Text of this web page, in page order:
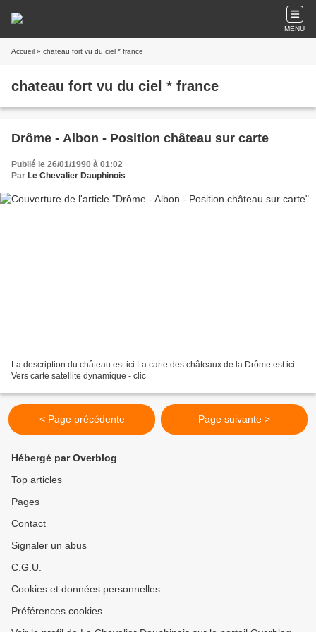
MENU
Accueil » chateau fort vu du ciel * france
chateau fort vu du ciel * france
Drôme - Albon - Position château sur carte
Publié le 26/01/1990 à 01:02
Par Le Chevalier Dauphinois
La description du château est ici La carte des châteaux de la Drôme est ici
Vers carte satellite dynamique - clic
< Page précédente Page suivante >
Hébergé par Overblog
Top articles
Pages
Contact
Signaler un abus
C.G.U.
Cookies et données personnelles
Préférences cookies